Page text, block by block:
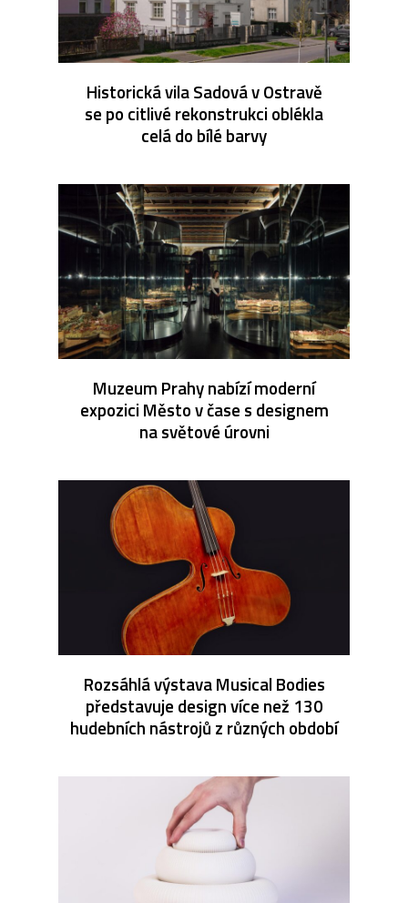
Historická vila Sadová v Ostravě
se po citlivé rekonstrukci oblékla
celá do bílé barvy
Muzeum Prahy nabízí moderní
expozici Město v čase s designem
na světové úrovni
Rozsáhlá výstava Musical Bodies
představuje design více než 130
hudebních nástrojů z různých období